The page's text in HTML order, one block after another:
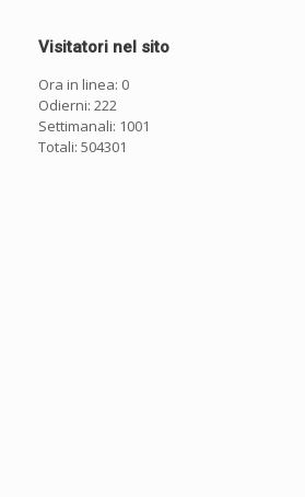
Visitatori nel sito
Ora in linea: 0
Odierni: 222
Settimanali: 1001
Totali: 504301